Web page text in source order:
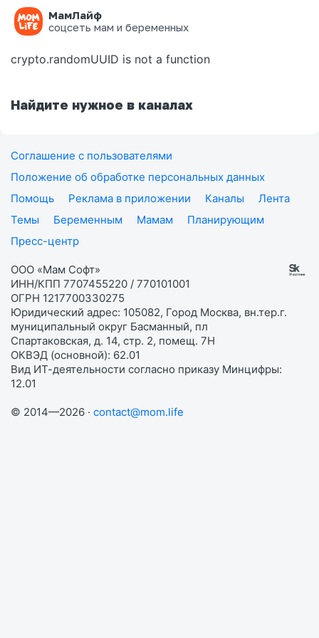
МамЛайф
соцсеть мам и беременных
Ошибка на странице
crypto.randomUUID is not a function
Найдите нужное в каналах
Соглашение с пользователями
Положение об обработке персональных данных
Помощь
Реклама в приложении Каналы
Лента
Темы
Беременным Мамам
Планирующим
Пресс-центр
ООО «Мам Софт»
ИНН/КПП 7707455220 / 770101001
ОГРН 1217700330275
Юридический адрес: 105082, Город Москва, вн.тер.г.
муниципальный округ Басманный, пл
Спартаковская, д. 14, стр. 2, помещ. 7Н
ОКВЭД (основной): 62.01
Вид ИТ-деятельности согласно приказу Минцифры:
12.01
© 2014—2026 · contact@mom.life